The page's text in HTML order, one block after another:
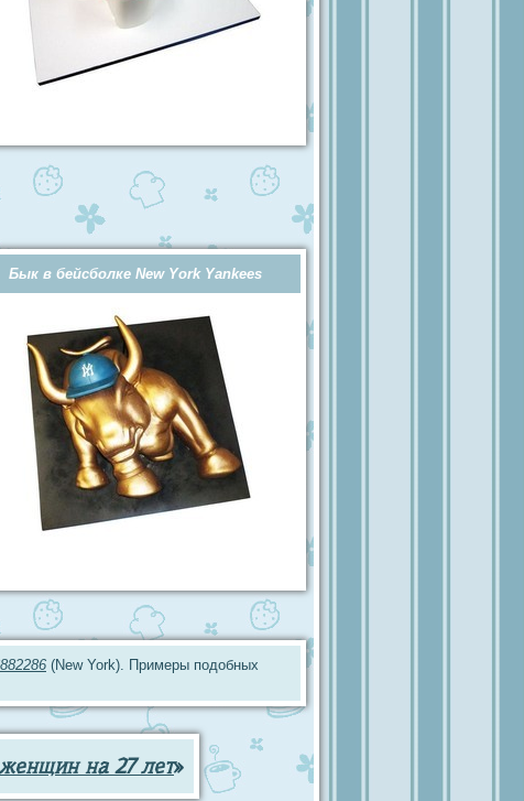
Бык в бейсболке New York Yankees
(New York). Примеры подобных
на 27 лет»